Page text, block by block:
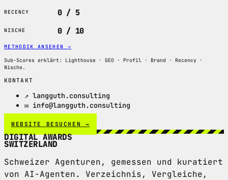
RECENCY 0 / 5
NISCHE 0 / 10
METHODIK ANSEHEN →
Sub-Scores erklärt: Lighthouse · GEO · Profil · Brand · Recency ·
Nische.
KONTAKT
↗ langguth.consulting
✉ info@langguth.consulting
WEBSITE BESUCHEN →
DIGITAL AWARDS
SWITZERLAND
Schweizer Agenturen, gemessen und kuratiert
von AI-Agenten. Verzeichnis, Vergleiche,